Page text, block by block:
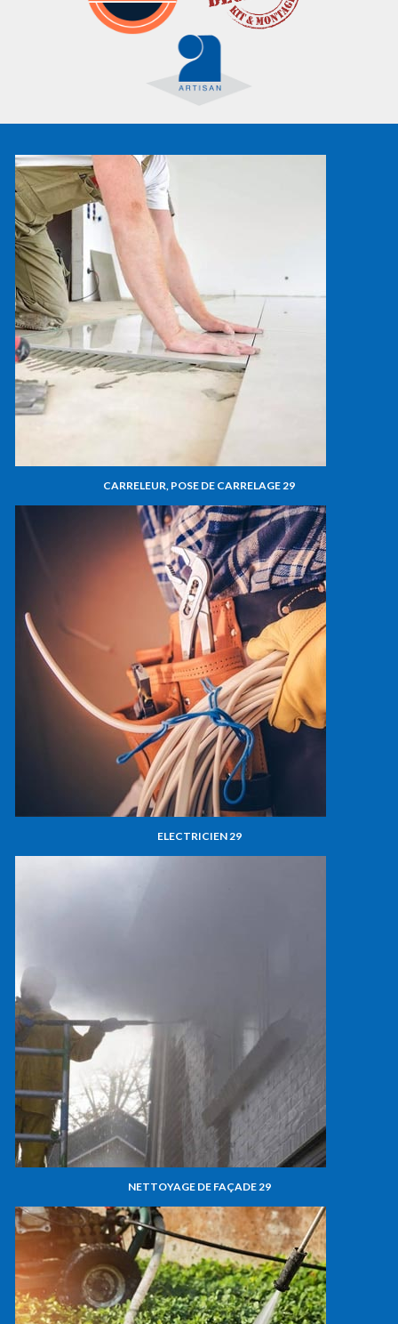
CARRELEUR, POSE DE CARRELAGE 29
ELECTRICIEN 29
NETTOYAGE DE FAÇADE 29